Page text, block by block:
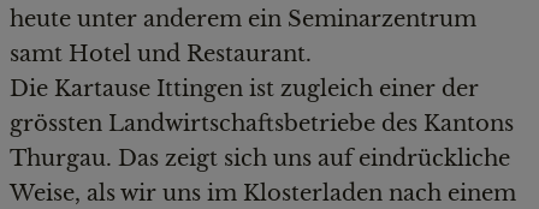
heute unter anderem ein Seminarzentrum
samt Hotel und Restaurant.
Die Kartause Ittingen ist zugleich einer der
grössten Landwirtschaftsbetriebe des Kantons
Thurgau. Das zeigt sich uns auf eindrückliche
Weise, als wir uns im Klosterladen nach einem